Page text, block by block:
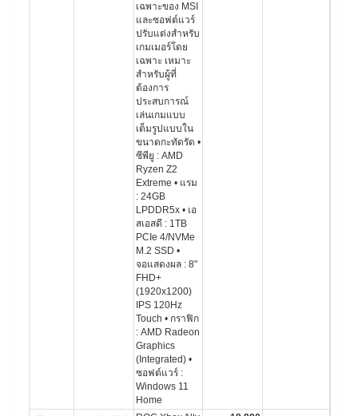
เฉพาะของ MSI
และซอฟต์แวร์
ปรับแต่งสำหรับ
เกมเมอร์โดย
เฉพาะ เหมาะ
สำหรับผู้ที่
ต้องการ
ประสบการณ์
เล่นเกมแบบ
เต็มรูปแบบใน
ขนาดกะทัดรัด •
ซีพียู : AMD
Ryzen Z2
Extreme • แรม
: 24GB
LPDDR5x • เอ
สเอสดี : 1TB
PCIe 4/NVMe
M.2 SSD •
จอแสดงผล : 8"
FHD+
(1920x1200)
IPS 120Hz
Touch • กราฟิก
: AMD Radeon
Graphics
(Integrated) •
ซอฟต์แวร์ :
Windows 11
Home